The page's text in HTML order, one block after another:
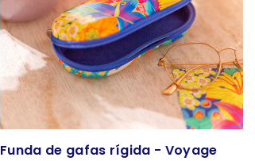
Funda de gafas rígida - Voyage